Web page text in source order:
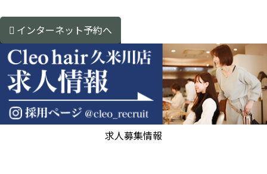
インターネット予約へ
求人募集情報